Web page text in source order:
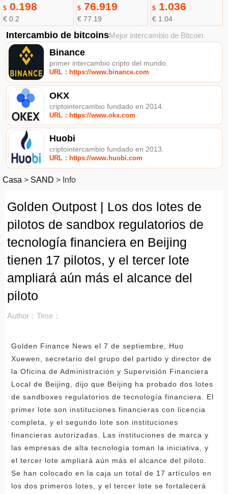
$0.198
€ 0.2
$ 76.919
€ 77.19
$1.036
€ 1.04
Intercambio de bitcoinsMejor intercambio de Bitcoin
Binance
primer intercambio cripto del mundo.
URL：https://www.binance.com
OKX
criptointercambio fundado en 2014.
URL：https://www.okx.com
Huobi
criptointercambio fundado en 2013.
URL：https://www.huobi.com
Casa > SAND > Info
Golden Outpost | Los dos lotes de
pilotos de sandbox regulatorios de
tecnología financiera en Beijing
tienen 17 pilotos, y el tercer lote
ampliará aún más el alcance del
piloto
Author： Time：
Golden Finance News el 7 de septiembre, Huo
Xuewen, secretario del grupo del partido y director de
la Oficina de Administración y Supervisión Financiera
Local de Beijing, dijo que Beijing ha probado dos lotes
de sandboxes regulatorios de tecnología financiera. El
primer lote son instituciones financieras con licencia
completa, y el segundo lote son instituciones
financieras autorizadas. Las instituciones de marca y
las empresas de alta tecnología toman la iniciativa, y
el tercer lote ampliará aún más el alcance del piloto.
Se han colocado en la caja un total de 17 artículos en
los dos primeros lotes, y el tercer lote se fortalecerá